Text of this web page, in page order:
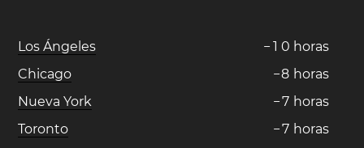
Los Ángeles − 1 0 horas
Chicago
−8 horas
Nueva York
−7 horas
Toronto
−7 horas